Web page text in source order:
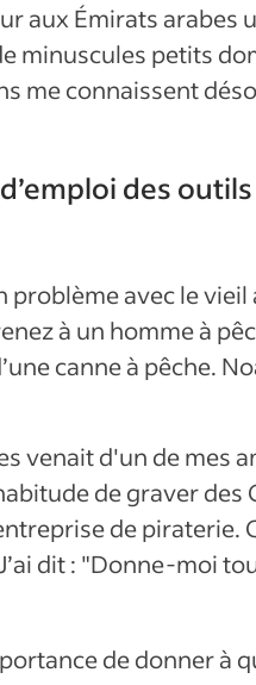
aux Émirats arabes
minuscules petits
me connaissent
des
problème avec le
à un homme à
canne à pêche.
venait d'un de mes
de graver des
de piraterie.
dit : "Donne-moi
de donner à